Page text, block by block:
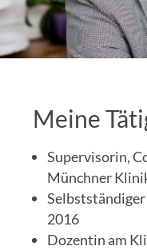
Meine
Supervisorin,
Münchner
2016
Dozentin am